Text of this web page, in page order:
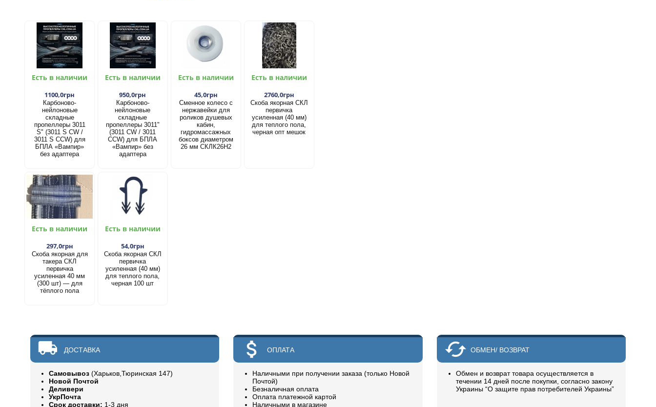
Есть в наличии
1100,0грн
Карбоново-
нейлоновые
складные
пропеллеры 3011
S" (3011 S CW /
3011 S CCW) для
БПЛА «Вампир»
без адаптера
Есть в наличии
950,0грн
Карбоново-
нейлоновые
складные
пропеллеры 3011"
(3011 CW / 3011
CCW) для БПЛА
«Вампир» без
адаптера
Есть в наличии
45,0грн
Сменное колесо с
нержавейки для
роликов душевых
кабин,
гидромассажных
боксов диаметром
26 мм СКЛК26Н2
Есть в наличии
2760,0грн
Скоба якорная СКЛ
первичка
усиленная (40 мм)
для теплого пола,
черная опт мешок
Есть в наличии
297,0грн
Скоба якорная для
такера СКЛ
первичка
усиленная 40 мм
(300 шт) — для
тёплого пола
Есть в наличии
54,0грн
Скоба якорная СКЛ
первичка
усиленная (40 мм)
для теплого пола,
черная 100 шт
ДОСТАВКА
Самовывоз(Харьков,Тюринская 147)
Новой Почтой
Деливери
УкрПочта
Срок доставки: 1-3 дня
ОПЛАТА
Наличными при получении заказа (только Новой
Почтой)
Безналичная оплата
Оплата платежной картой
Наличными в магазине
ОБМЕН/ ВОЗВРАТ
Обмен и возврат товара осуществляется в
течении 14 дней после покупки, согласно закону
Украины “О защите прав потребителей Украины”